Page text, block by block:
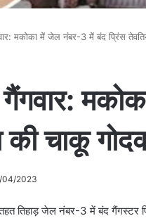
मकोका में जेल नंबर-3 में बंद प्रिंस
की चाकू
04/2023
तिहाड़ जेल नंबर-3 में बंद गैंगस्टर